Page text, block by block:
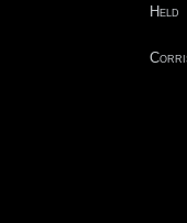
Held